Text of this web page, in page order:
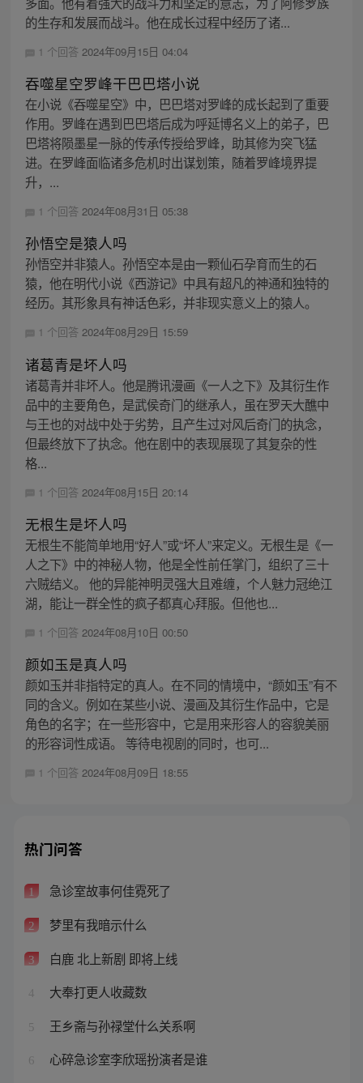
的生存和发展而战斗。他在成长过程中经历了诸...
1 个回答 2024年09月15日 04:04
吞噬星空罗峰干巴巴塔小说
在小说《吞噬星空》中，巴巴塔对罗峰的成长起到了重要
作用。罗峰在遇到巴巴塔后成为呼延博名义上的弟子，巴
巴塔将陨墨星一脉的传承传授给罗峰，助其修为突飞猛
进。在罗峰面临诸多危机时出谋划策，随着罗峰境界提
升，...
1 个回答 2024年08月31日 05:38
孙悟空是猿人吗
孙悟空并非猿人。孙悟空本是由一颗仙石孕育而生的石
猿，他在明代小说《西游记》中具有超凡的神通和独特的
经历。其形象具有神话色彩，并非现实意义上的猿人。
1 个回答 2024年08月29日 15:59
诸葛青是坏人吗
诸葛青并非坏人。他是腾讯漫画《一人之下》及其衍生作
品中的主要角色，是武侯奇门的继承人，虽在罗天大醮中
与王也的对战中处于劣势，且产生过对风后奇门的执念，
但最终放下了执念。他在剧中的表现展现了其复杂的性
格...
1 个回答 2024年08月15日 20:14
无根生是坏人吗
无根生不能简单地用“好人”或“坏人”来定义。无根生是《一
人之下》中的神秘人物，他是全性前任掌门，组织了三十
六贼结义。 他的异能神明灵强大且难缠，个人魅力冠绝江
湖，能让一群全性的疯子都真心拜服。但他也...
1 个回答 2024年08月10日 00:50
颜如玉是真人吗
颜如玉并非指特定的真人。在不同的情境中，“颜如玉”有不
同的含义。例如在某些小说、漫画及其衍生作品中，它是
角色的名字；在一些形容中，它是用来形容人的容貌美丽
的形容词性成语。 等待电视剧的同时，也可...
1 个回答 2024年08月09日 18:55
热门问答
1 急诊室故事何佳霓死了
2 梦里有我暗示什么
3 白鹿 北上新剧 即将上线
4 大奉打更人收藏数
5 王乡斋与孙禄堂什么关系啊
6 心碎急诊室李欣瑶扮演者是谁